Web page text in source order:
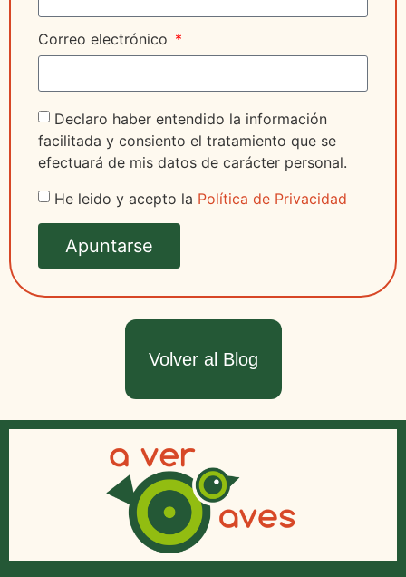
Correo electrónico
Declaro haber entendido la información
facilitada y consiento el tratamiento que se
efectuará de mis datos de carácter personal.
He leido y acepto la Política de Privacidad
Apuntarse
Volver al Blog